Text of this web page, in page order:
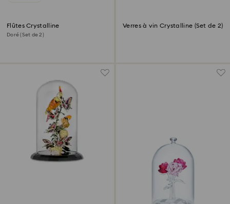
Flûtes Crystalline
Doré (Set de 2)
Verres à vin Crystalline (Set de 2)